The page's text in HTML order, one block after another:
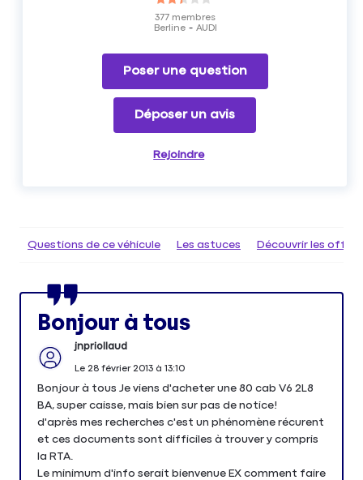
Berline AUDI
377membres
Poser une question
Déposer un avis
Rejoindre
Questions de ce véhicule Les astuces Découvrir les
Bonjour à tous
jnpriollaud
Le 28 février 2013à 13:10
Bonjour à tous Je viens d'acheter une 80 cab V6 2L8
BA, super caisse, mais bien sur pas de notice!
d'après mes recherches c'est un phénomène récurent
et ces documents sont difficiles à trouver y compris
la RTA.
Le minimum d'info serait bienvenue EX comment faire